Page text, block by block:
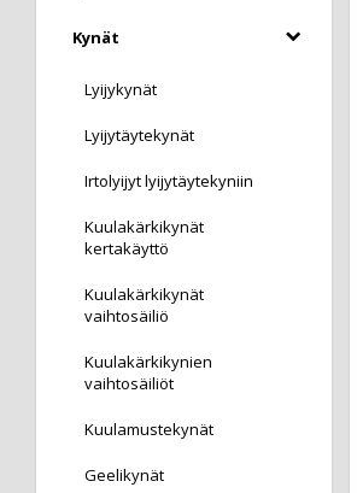
Kynät
Lyijykynät
Lyijytäytekynät
Irtolyijyt lyijytäytekyniin
Kuulakärkikynät
kertakäyttö
Kuulakärkikynät
vaihtosäiliö
Kuulakärkikynien
vaihtosäiliöt
Kuulamustekynät
Geelikynät